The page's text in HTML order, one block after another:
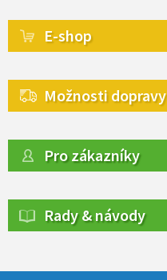
E-shop
Možnosti dopravy
Pro zákazníky
Rady & návody